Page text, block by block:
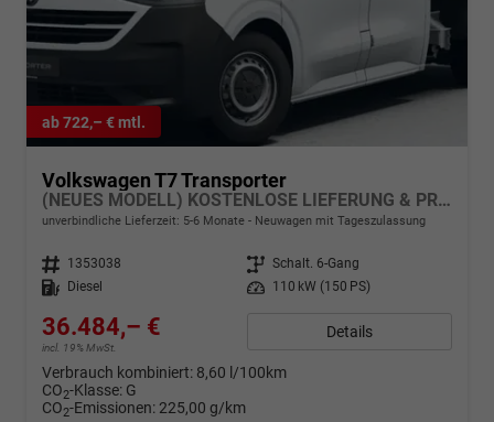
ab 722,– € mtl.
Volkswagen T7 Transporter
(NEUES MODELL) KOSTENLOSE LIEFERUNG & PREISGARANTIE* 2.0 TDI 150PS 6-Gang, 6x Sitzplätze, Einparkhilfe vorne, Rückfahrkamera, Tempomat, Radio 13" + App-Connect, LED-Scheinwerfer, Digitales Cockpit
unverbindliche Lieferzeit: 5-6 Monate Neuwagen mit Tageszulassung
Fahrzeugnr. 1353038 Getriebe Schalt. 6-Gang
Kraftstoff
Diesel Leistung 110 kW (150 PS)
36.484,– €
incl. 19% MwSt.
Details
Verbrauch kombiniert: 8,60 l/100km
CO2-Klasse: G
CO2-Emissionen: 225,00 g/km